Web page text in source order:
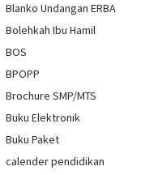
Blanko Undangan ERBA
Bolehkah Ibu Hamil
BOS
BPOPP
Brochure SMP/MTS
Buku Elektronik
Buku Paket
calender pendidikan